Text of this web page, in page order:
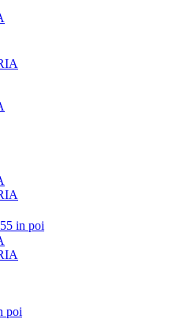
in poi
poi